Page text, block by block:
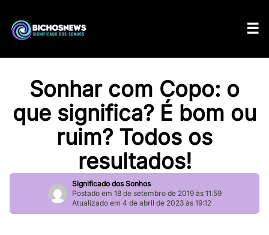
Sonhar com Copo: o
que significa? É bom ou
ruim? Todos os
resultados!
Significado dos Sonhos
Postado em 18 de setembro de 2019 às 11:59
Atualizado em 4 de abril de 2023 às 19:12